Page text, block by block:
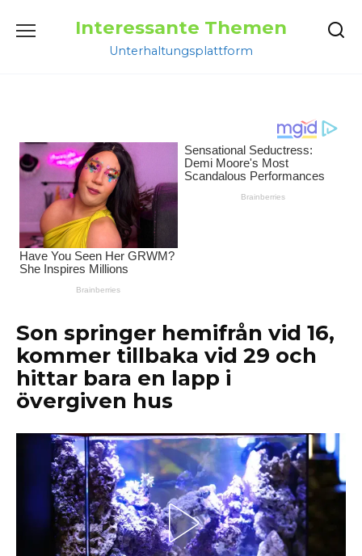
Interessante Themen
Unterhaltungsplattform
Son springer hemifrån vid 16,
kommer tillbaka vid 29 och
hittar bara en lapp i
övergiven hus